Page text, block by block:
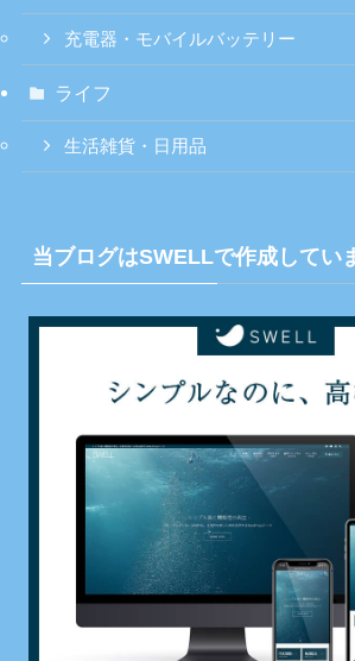
充電器・モバイルバッテリー
ライフ
生活雑貨・日用品
当ブログはSWELLで作成してい